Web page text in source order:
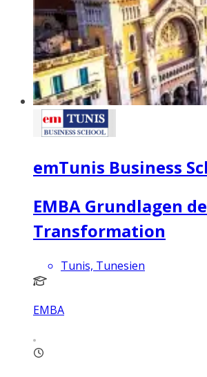
emTunis Business
EMBA Grundlagen
Transformation
Tunis, Tunesien
EMBA